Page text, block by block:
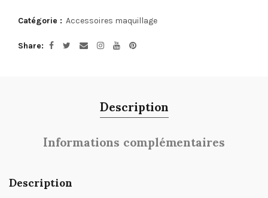
Catégorie : Accessoires maquillage
Share
Description
Informations complémentaires
Description